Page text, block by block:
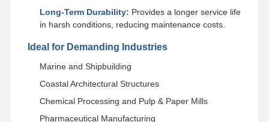
Long-Term Durability: Provides a longer service life
in harsh conditions, reducing maintenance costs.
Ideal for Demanding Industries
Marine and Shipbuilding
Coastal Architectural Structures
Chemical Processing and Pulp & Paper Mills
Pharmaceutical Manufacturing